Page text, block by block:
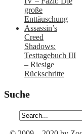
große
Enttäuschung
Assassin’s
Creed
Shadows:
Testtagebuch III
– Riesige
Rückschritte
Suche